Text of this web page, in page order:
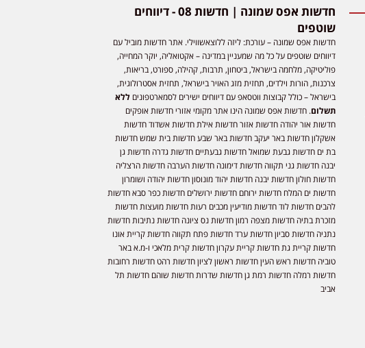
חדשות אפס שמונה | חדשות 08 - דיווחים
שוטפים
חדשות אפס שמונה – עורכת: ליזה ללוצאשווילי. אתר חדשות מוביל עם
דיווחים שוטפים על כל מה שמעניין במדינה – אקטואליה, יוקר המחייה,
פוליטיקה, מלחמה בישראל, ביטחון, תרבות, קהילה, ספורט, בריאות,
צרכנות, הורות וילדים, תחזית מזג האויר בישראל, תחזית אסטרולוגית,
בישראל – כולל קבוצות ווטסאפ עם דיווחים ישירים לסמארטפוניםללא
תשלום. חדשות אפס שמונה הינו אתר מקומי אזורי חדשות אופקים
חדשות אור יהודה חדשות אזור חדשות אילת חדשות אשדוד חדשות
אשקלון חדשות באר יעקב חדשות באר שבע חדשות בית שמש חדשות
בת ים חדשות גבעת שמואל חדשות גבעתיים חדשות גדרה חדשות גן
יבנה חדשות גני תקווה חדשות דימונה חדשות הערבה חדשות הרצליה
חדשות חולון חדשות יבנה חדשות יהוד מונוסון חדשות יהודה ושומרון
חדשות ים המלח חדשות ירוחם חדשות ירושלים חדשות כפר סבא חדשות
להבים חדשות לוד חדשות מודיעין מכבים רעות חדשות מועצות חדשות
מזכרת בתיה חדשות מצפה רמון חדשות נס ציונה חדשות נתיבות חדשות
נתניה חדשות סביון חדשות ערד חדשות פתח תקווה חדשות קריית אונו
חדשות קריית גת חדשות קריית עקרון חדשות קרית מלאכי ו-מ.א באר
טוביה חדשות ראש העין חדשות ראשון לציון חדשות רהט חדשות רחובות
חדשות רמלה חדשות רמת גן חדשות שדרות חדשות שוהם חדשות תל
אביב